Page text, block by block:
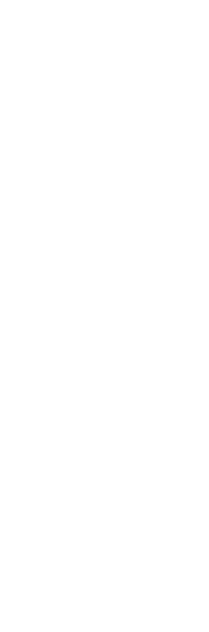
pada tahun 2017
Lembaga Pendukung
Penyelesaian Transaksi
pada tahun 2018.